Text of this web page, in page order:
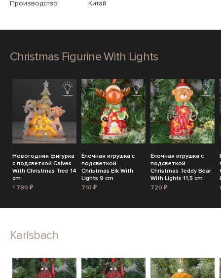
Производство Китай
Christmas Figurine With Lights
Новогодняя фигурка
с подсветкой Calves
With Christmas Tree 14
cm
1 780 ₽
Ёлочная игрушка с
подсветкой
Christmas Elk With
Lights 9 cm
710 ₽
Ёлочная игрушка с
подсветкой
Christmas Teddy Bear
With Lights 11,5 cm
720 ₽
Karlsbach